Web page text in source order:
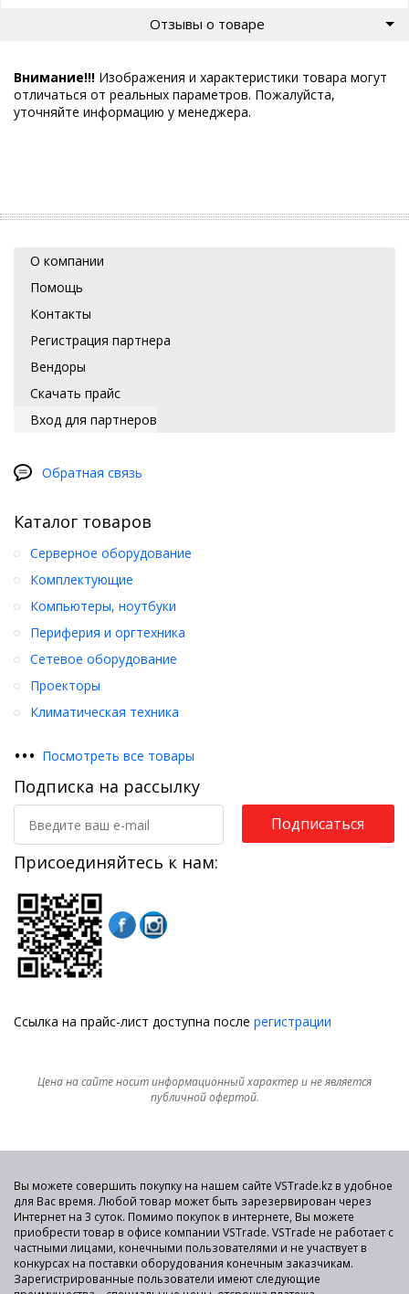
Отзывы о товаре
Внимание!!! Изображения и характеристики товара могут
отличаться от реальных параметров. Пожалуйста,
уточняйте информацию у менеджера.
О компании
Помощь
Контакты
Регистрация партнера
Вендоры
Скачать прайс
Вход для партнеров
Обратная связь
Каталог товаров
Серверное оборудование
Комплектующие
Компьютеры, ноутбуки
Периферия и оргтехника
Сетевое оборудование
Проекторы
Климатическая техника
••• Посмотреть все товары
Подписка на рассылку
Подписаться
Присоединяйтесь к нам:
Ссылка на прайс-лист доступна после регистрации
Цена на сайте носит информационный характер и не является
публичной офертой.
Вы можете совершить покупку на нашем сайте VSTrade.kz в удобное
для Вас время. Любой товар может быть зарезервирован через
Интернет на 3 суток. Помимо покупок в интернете, Вы можете
приобрести товар в офисе компании VSTrade. VSTrade не работает с
частными лицами, конечными пользователями и не участвует в
конкурсах на поставки оборудования конечным заказчикам.
Зарегистрированные пользователи имеют следующие